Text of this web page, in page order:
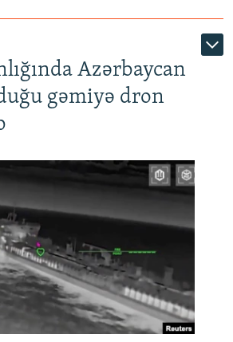
Azərbaycan
gəmiyə dron